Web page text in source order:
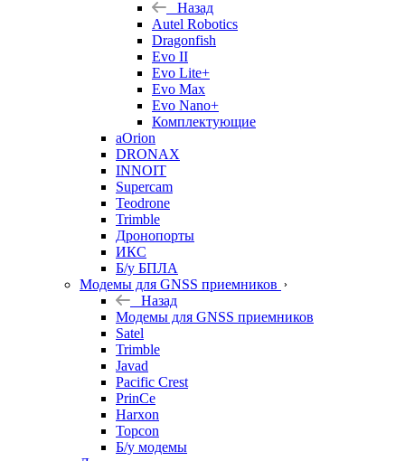
Назад
Autel Robotics
Dragonfish
Evo II
Evo Lite+
Evo Max
Evo Nano+
Комплектующие
aOrion
DRONAX
INNOIT
Supercam
Teodrone
Trimble
Дронопорты
ИКС
Б/у БПЛА
Модемы для GNSS приемников
Назад
Модемы для GNSS приемников
Satel
Trimble
Javad
Pacific Crest
PrinCe
Harxon
Topcon
Б/у модемы